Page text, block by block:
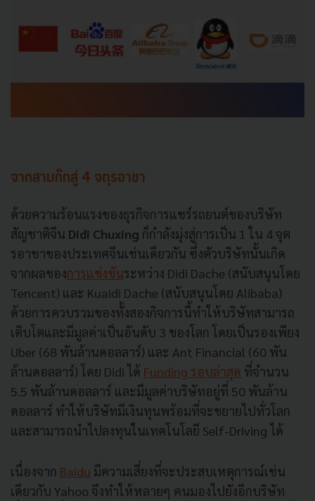
จากสามก๊กสู่ 4 จตุรอาชา
ด้วยความร้อนแรงของธุรกิจการแชร์รถยนต์ของบริษัท
สัญชาติจีน Didi Chuxing ก็กำลังมุ่งสู่การเป็น 1 ใน 4 จุต
รอาชาของประเทศจีนเช่นเดียวกัน ซึ่งตัวบริษัทนั้นเกิด
จากผลของการแข่งขันระหว่าง Didi Dache (สนับสนุนโดย
Tencent) และ Kuaidi Dache (สนับสนุนโดย Alibaba)
ด้วยการควบรวมของทั้งสองกิจการนี้ทำให้บริษัทสามารถ
เติบโตและมีมูลค่าเป็นอันดับ 3 ของโลก โดยเป็นรองเพียง
Uber (68 พันล้านดอลลาร์) และ Ant Financial (60 พัน
ล้านดอลลาร์) โดย Didi ได้ Funding รอบล่าสุด ที่จำนวน
5.5 พันล้านดอลลาร์ และมีมูลค่าบริษัทอยู่ที่ 50 พันล้าน
ดอลลาร์ ทำให้บริษัทมีเงินทุนพร้อมที่จะขยายไปทั่วโลก
และสามารถนำไปลงทุนในเทคโนโลยี Self-Driving ได้
เนื่องจาก Baidu มีความเสี่ยงที่จะประสบเหตุการณ์เช่น
เดียวกับ Yahoo จึงทำให้หลายๆ คนมองไปยังอีกบริษัท